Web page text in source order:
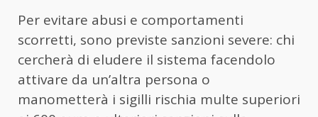
Per evitare abusi e comportamenti
scorretti, sono previste sanzioni severe: chi
cercherà di eludere il sistema facendolo
attivare da un’altra persona o
manometterà i sigilli rischia multe superiori